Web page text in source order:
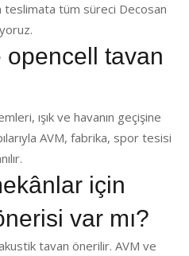
tüm süreci Decosan
opencell tavan
ışık ve havanın geçişine
AVM, fabrika, spor tesisi
için
var mı?
tavan önerilir. AVM ve